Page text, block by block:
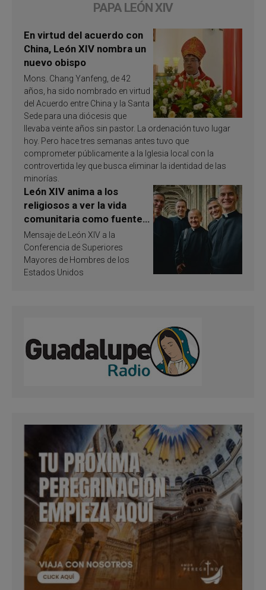
PAPA LEÓN XIV
En virtud del acuerdo con
China, León XIV nombra un
nuevo obispo
Mons. Chang Yanfeng, de 42
años, ha sido nombrado en virtud
del Acuerdo entre China y la Santa
Sede para una diócesis que
llevaba veinte años sin pastor. La ordenación tuvo lugar
hoy. Pero hace tres semanas antes tuvo que
comprometer públicamente a la Iglesia local con la
controvertida ley que busca eliminar la identidad de las
minorías.
León XIV anima a los
religiosos a ver la vida
comunitaria como fuente
de inspiración y
santificación
Mensaje de León XIV a la
Conferencia de Superiores
Mayores de Hombres de los
Estados Unidos